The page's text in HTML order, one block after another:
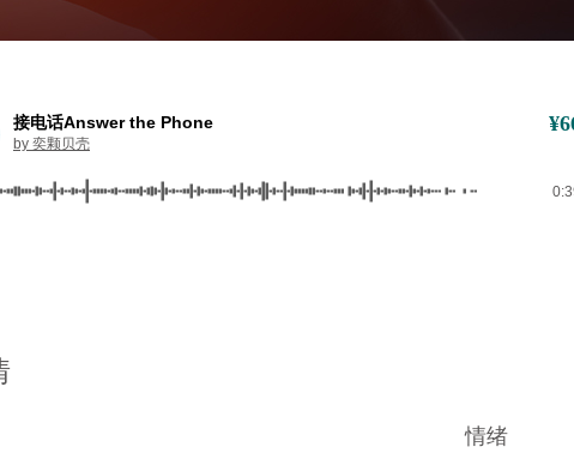
接电话Answer the Phone
by 奕颗贝壳
¥
情绪